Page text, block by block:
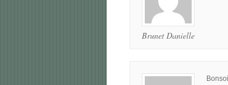
Brunet Danielle